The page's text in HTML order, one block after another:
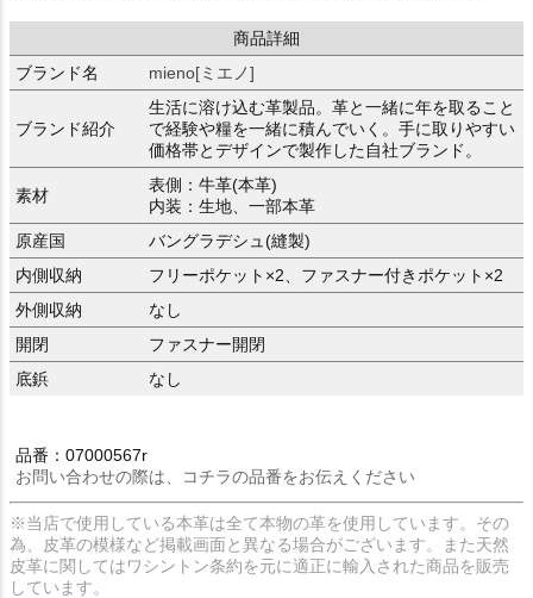
商品詳細
ブランド名
mieno[ミエノ]
ブランド紹介
生活に溶け込む革製品。革と一緒に年を取ること
で経験や糧を一緒に積んでいく。手に取りやすい
価格帯とデザインで製作した自社ブランド。
素材
表側：牛革(本革)
内装：生地、一部本革
原産国
バングラデシュ(縫製)
内側収納
フリーポケット×2、ファスナー付きポケット×2
外側収納
なし
開閉
ファスナー開閉
底鋲
なし
品番：07000567r
お問い合わせの際は、コチラの品番をお伝えください
※当店で使用している本革は全て本物の革を使用しています。その
為、皮革の模様など掲載画面と異なる場合がございます。また天然
皮革に関してはワシントン条約を元に適正に輸入された商品を販売
しています。